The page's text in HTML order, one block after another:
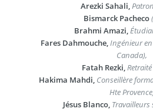
Arezki Sahali,
Bismarck Pacheco
Brahmi Amazi,
Fares Dahmouche,Ingénieur
Canada),
Fatah Rezki,
Hakima Mahdi, Conseillère
Hte
Jésus Blanco, Travailleurs